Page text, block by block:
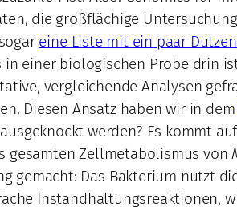
die großflächige
eine Liste mit ein paar
in einer biologischen Probe drin
vergleichende Analysen
Diesen Ansatz haben wir in dem
werden? Es kommt
gesamten Zellmetabolismus von
gemacht: Das Bakterium nutzt
Instandhaltungsreaktionen,